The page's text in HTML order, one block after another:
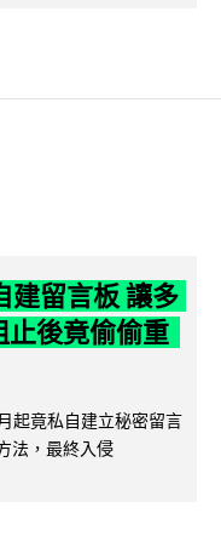
建留言板 讓多
止後竟偷偷重
起竟私自建立秘密留言
法，最終入侵